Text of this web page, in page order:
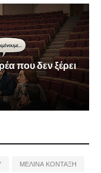
που δεν ξέρει
ΜΕΛΙΝΑ ΚΟΝΤΑΞΗ